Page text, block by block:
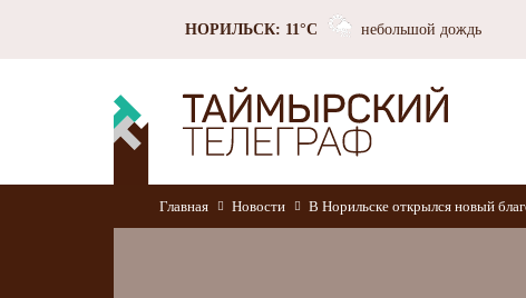
НОРИЛЬСК: 11°C небольшой дождь
Главная Новости В Норильске открылся новый